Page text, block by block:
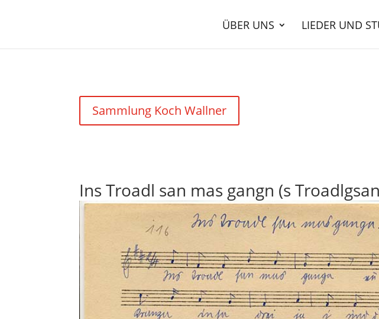
ÜBER UNS LIEDER UND
Sammlung Koch Wallner
Ins Troadl san mas gangn (s